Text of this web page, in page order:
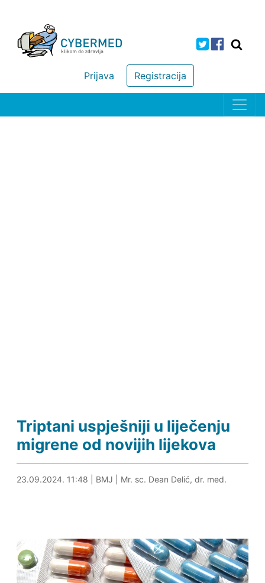
Registracija
Prijava
Triptani uspješniji u liječenju
migrene od novijih lijekova
23.09.2024. 11:58
23.09.2024. 11:48 BMJ Mr. sc. Dean Delić, dr. med.